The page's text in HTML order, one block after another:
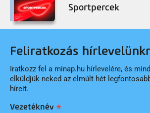
Sportpercek
Feliratkozás
Iratkozz fel a minap.hu hírlevelére, és
elküldjük neked az elmúlt hét
híreit.
Vezetéknév